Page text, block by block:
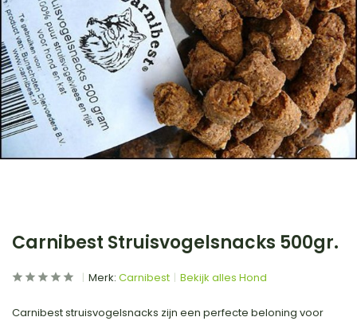
Carnibest Struisvogelsnacks 500gr.
Merk: Carnibest Bekijk alles Hond
Carnibest struisvogelsnacks zijn een perfecte beloning voor